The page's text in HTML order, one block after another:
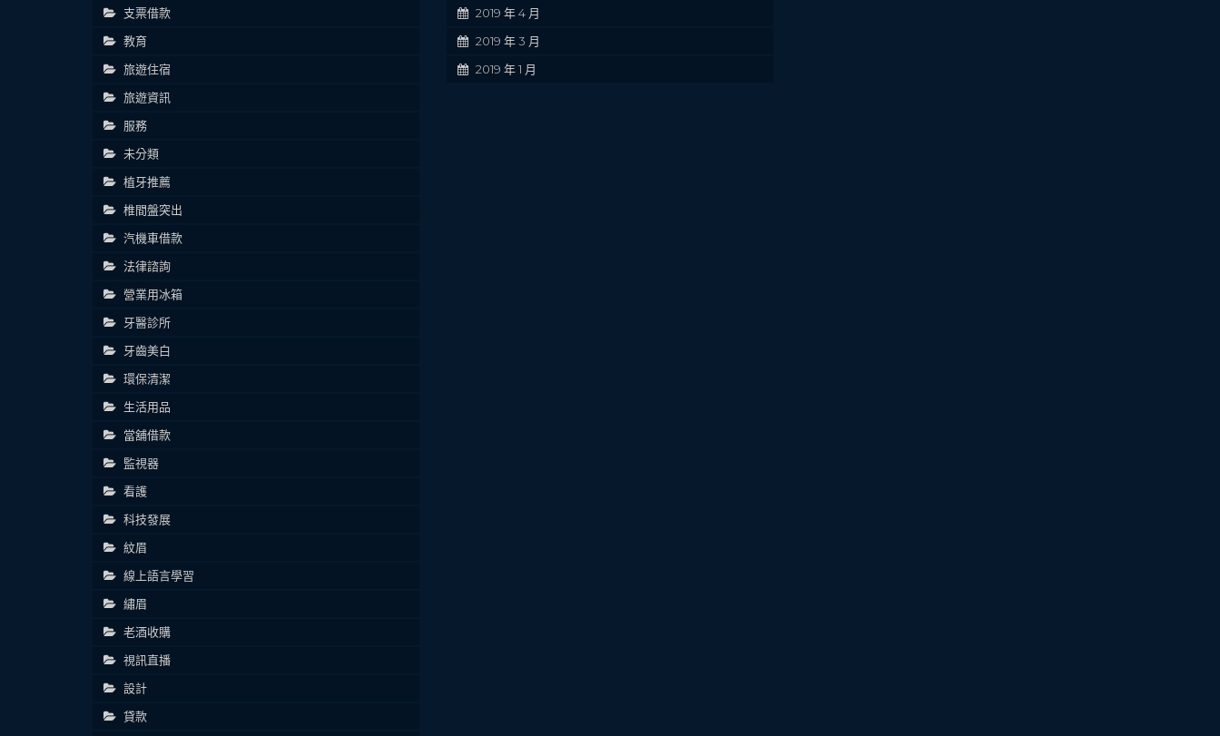
支票借款
教育
旅遊住宿
旅遊資訊
服務
未分類
植牙推薦
椎間盤突出
汽機車借款
法律諮詢
營業用冰箱
牙醫診所
牙齒美白
環保清潔
生活用品
當舖借款
監視器
看護
科技發展
紋眉
線上語言學習
繡眉
老酒收購
視訊直播
設計
貸款
2019 年 4 月
2019 年 3 月
2019 年 1 月